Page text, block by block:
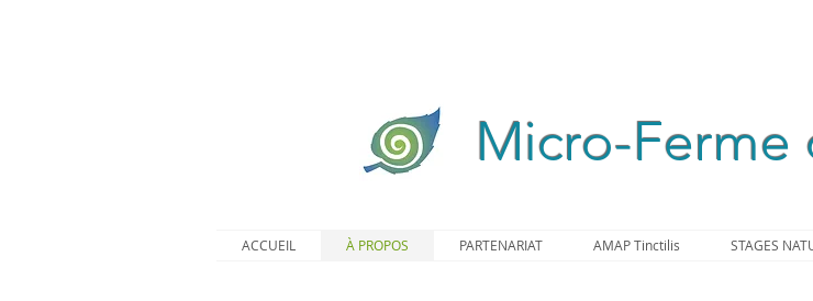
Micro-Ferme
ACCUEIL À PROPOS PARTENARIAT AMAP Tinctilis STAGES